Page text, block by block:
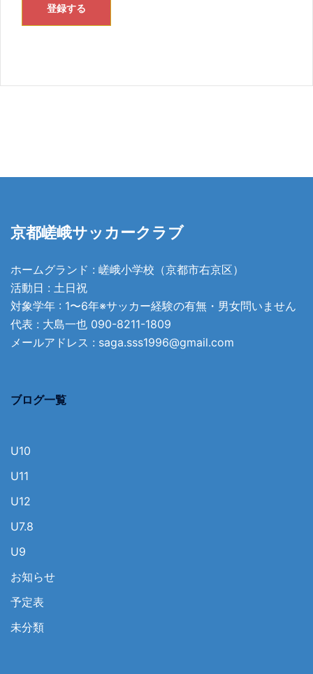
ド
登録する
京都嵯峨サッカークラブ
ホームグランド : 嵯峨小学校（京都市右京区）
活動日 : 土日祝
対象学年 : 1〜6年※サッカー経験の有無・男女問いません
代表 : 大島一也 090-8211-1809
メールアドレス : saga.sss1996@gmail.com
ブログ一覧
U10
U11
U12
U7.8
U9
お知らせ
予定表
未分類